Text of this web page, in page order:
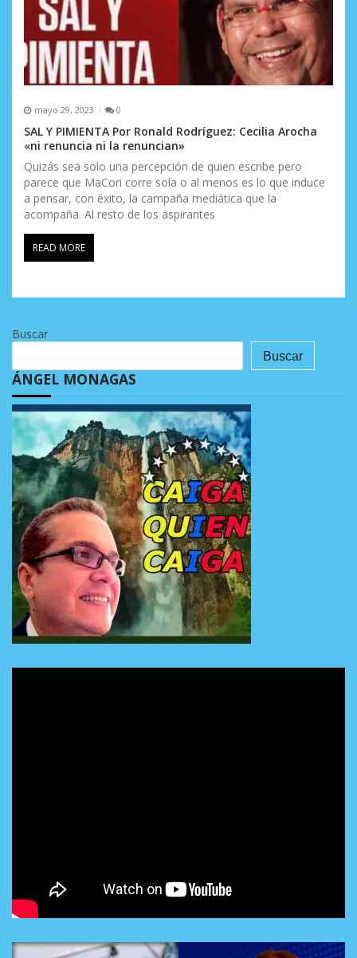
mayo 29, 2023 0
SAL Y PIMIENTA Por Ronald Rodríguez: Cecilia Arocha
«ni renuncia ni la renuncian»
Quizás sea solo una percepción de quien escribe pero
parece que MaCori corre sola o al menos es lo que induce
a pensar, con éxito, la campaña mediática que la
acompaña. Al resto de los aspirantes
READ MORE
Buscar
Buscar
ÁNGEL MONAGAS